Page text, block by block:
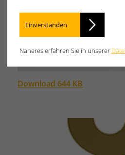
Download 644 KB
Einverstanden
Näheres erfahren Sie in unserer